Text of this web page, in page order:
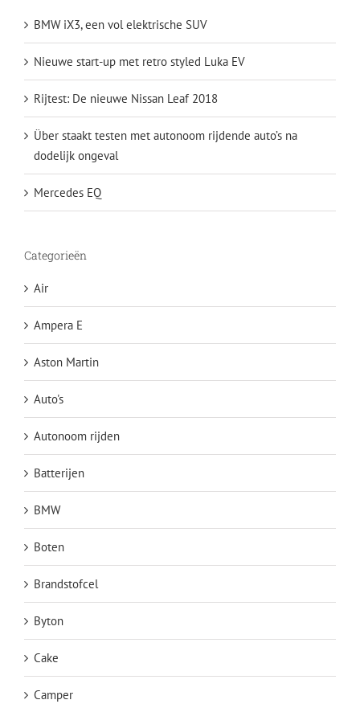
BMW iX3, een vol elektrische SUV
Nieuwe start-up met retro styled Luka EV
Rijtest: De nieuwe Nissan Leaf 2018
Über staakt testen met autonoom rijdende auto’s na
dodelijk ongeval
Mercedes EQ
Categorieën
Air
Ampera E
Aston Martin
Auto's
Autonoom rijden
Batterijen
BMW
Boten
Brandstofcel
Byton
Cake
Camper